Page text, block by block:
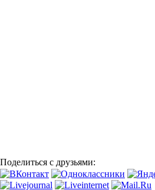
Поделиться с друзьями: